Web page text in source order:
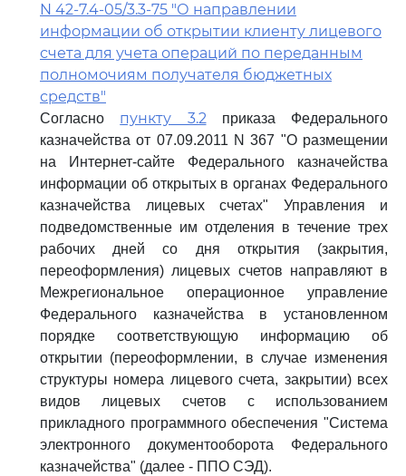
N 42-7.4-05/3.3-75 "О направлении
информации об открытии клиенту лицевого
счета для учета операций по переданным
полномочиям получателя бюджетных
средств"
Согласно пункту 3.2 приказа Федерального
казначейства от 07.09.2011 N 367 "О размещении
на Интернет-сайте Федерального казначейства
информации об открытых в органах Федерального
казначейства лицевых счетах" Управления и
подведомственные им отделения в течение трех
рабочих дней со дня открытия (закрытия,
переоформления) лицевых счетов направляют в
Межрегиональное операционное управление
Федерального казначейства в установленном
порядке соответствующую информацию об
открытии (переоформлении, в случае изменения
структуры номера лицевого счета, закрытии) всех
видов лицевых счетов с использованием
прикладного программного обеспечения "Система
электронного документооборота Федерального
казначейства" (далее - ППО СЭД).